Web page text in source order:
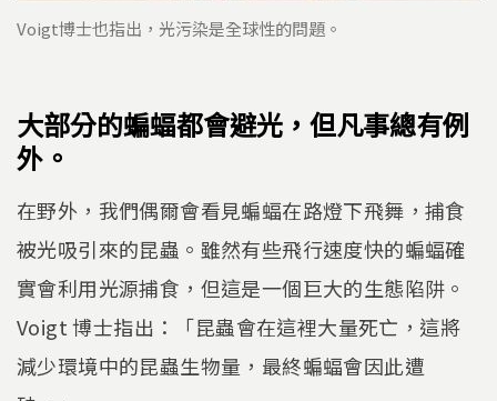
Voigt博士也指出，光污染是全球性的問題。
大部分的蝙蝠都會避光，但凡事總有例
外。
在野外，我們偶爾會看見蝙蝠在路燈下飛舞，捕食
被光吸引來的昆蟲。雖然有些飛行速度快的蝙蝠確
實會利用光源捕食，但這是一個巨大的生態陷阱。
Voigt 博士指出：「昆蟲會在這裡大量死亡，這將
減少環境中的昆蟲生物量，最終蝙蝠會因此遭